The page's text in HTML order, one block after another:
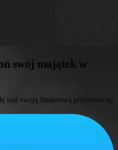
swój majątek w
nad swoją finansową przyszłością.